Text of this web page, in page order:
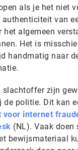
als je het niet
van
het algemeen
Het is
handmatig naar
zijn
politie. Dit kan
voor internet
(NL). Vaak
bewijsmateriaal